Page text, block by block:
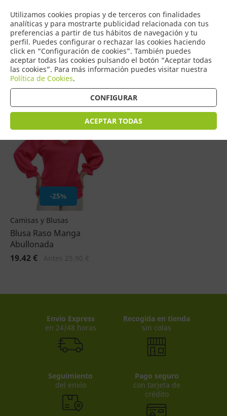
Utilizamos cookies propias y de terceros con finalidades
analíticas y para mostrarte publicidad relacionada con tus
preferencias a partir de tus hábitos de navegación y tu
perfil. Puedes configurar o rechazar las cookies haciendo
click en “Configuración de cookies”. También puedes
aceptar todas las cookies pulsando el botón “Aceptar todas
las cookies”. Para más información puedes visitar nuestra
Política de Cookies.
CONFIGURAR
ACEPTAR TODAS
0
COMERCIO
DE TORRIJOS
Productos (1)
Ordenar por precio
-25%
Camisas y Blusas
Blusa Raso Manga
Abullonada
19.42 €
Envio Express
en 24/48 horas
Recogida en tienda
sin colas
Seguimiento
del envío
Pago seguro
con tarjeta de
crédito